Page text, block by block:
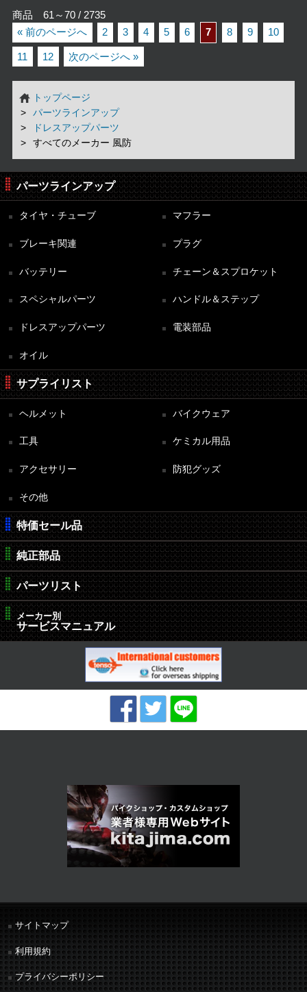
商品 61～70 / 2735
« 前のページへ
2 3 4 5 6 7 8 9 10
11 12 次のページへ »
トップページ
パーツラインアップ
ドレスアップパーツ
すべてのメーカー 風防
パーツラインアップ
タイヤ・チューブ マフラー
ブレーキ関連 プラグ
バッテリー チェーン＆スプロケット
スペシャルパーツ ハンドル＆ステップ
ドレスアップパーツ 電装部品
オイル
サプライリスト
ヘルメット バイクウェア
工具 ケミカル用品
アクセサリー 防犯グッズ
その他
特価セール品
純正部品
パーツリスト
メーカー別
サービスマニュアル
サイトマップ
利用規約
プライバシーポリシー